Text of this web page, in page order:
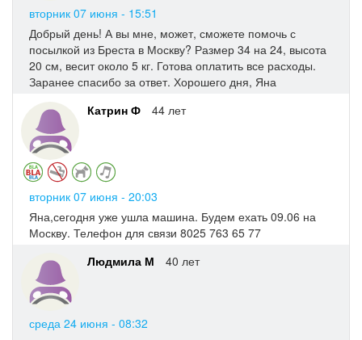
вторник 07 июня - 15:51
Добрый день! А вы мне, может, сможете помочь с
посылкой из Бреста в Москву? Размер 34 на 24, высота
20 см, весит около 5 кг. Готова оплатить все расходы.
Заранее спасибо за ответ. Хорошего дня, Яна
Катрин Ф
44 лет
вторник 07 июня - 20:03
Яна,сегодня уже ушла машина. Будем ехать 09.06 на
Москву. Телефон для связи 8025 763 65 77
Людмила М
40 лет
среда 24 июня - 08:32